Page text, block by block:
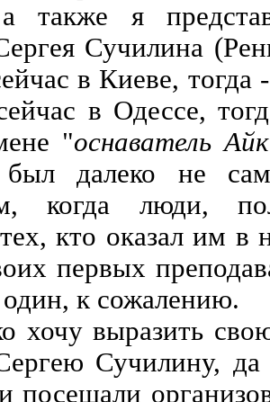
также я
Сучилина
в Киеве,
в Одессе,
"оснаватель
далеко не
когда люди,
кто оказал им
первых
один, к сожалению.
выразить свою
Сучилину,
посещали